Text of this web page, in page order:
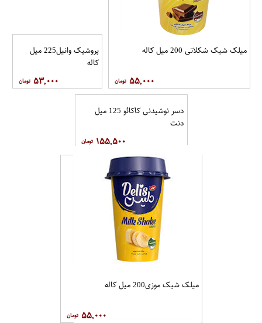
میلک شیک شکلاتی 200 میل کاله
۵۵,۰۰۰
پروشیک وانیل225 میل
کاله
۵۳,۰۰۰
دسر نوشیدنی کاکائو 125 میل
دنت
۱۵۵,۵۰۰
میلک شیک موزی200 میل کاله
۵۵,۰۰۰